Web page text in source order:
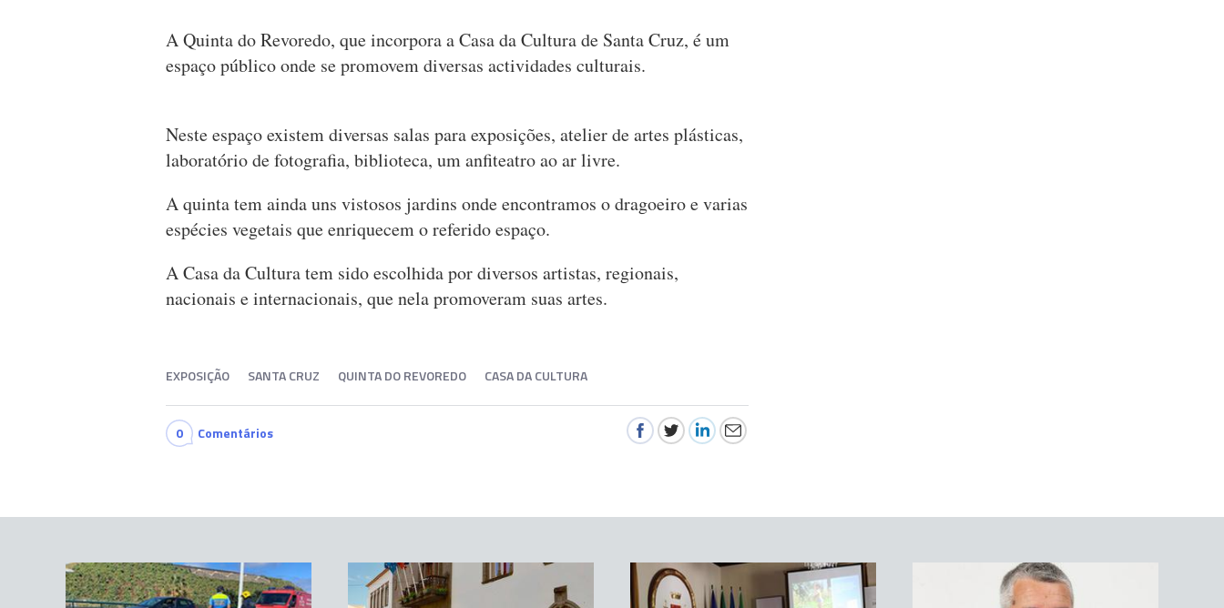
A Quinta do Revoredo, que incorpora a Casa da Cultura de Santa Cruz, é um
espaço público onde se promovem diversas actividades culturais.
Neste espaço existem diversas salas para exposições, atelier de artes plásticas,
laboratório de fotografia, biblioteca, um anfiteatro ao ar livre.
A quinta tem ainda uns vistosos jardins onde encontramos o dragoeiro e varias
espécies vegetais que enriquecem o referido espaço.
A Casa da Cultura tem sido escolhida por diversos artistas, regionais,
nacionais e internacionais, que nela promoveram suas artes.
EXPOSIÇÃO SANTA CRUZ QUINTA DO REVOREDO CASA DA CULTURA
0 Comentários